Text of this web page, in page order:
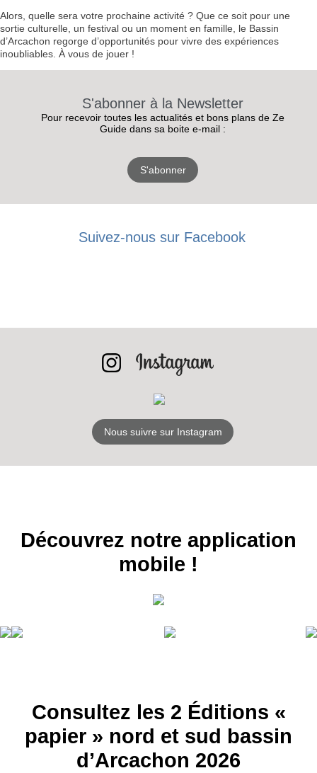
RECEVEZ
S'ABONNER
Alors, quelle sera votre prochaine activité ? Que ce soit pour une
sortie culturelle, un festival ou un moment en famille, le Bassin
d’Arcachon regorge d’opportunités pour vivre des expériences
inoubliables. À vous de jouer !
S'abonner à la Newsletter
Pour recevoir toutes les actualités et bons plans de Ze
Guide dans sa boite e-mail :
S'abonner
Suivez-nous sur Facebook
Nous suivre sur Instagram
Découvrez notre application
mobile !
Consultez les 2 Éditions «
papier » nord et sud bassin
d’Arcachon 2026